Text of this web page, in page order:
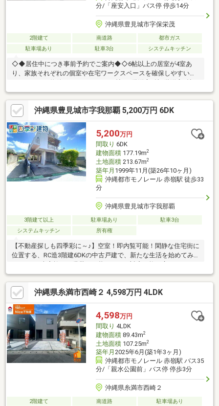
分/「座安入口」バス停 停歩14分
沖縄県豊見城市字保栄茂
2階建て 南道路
都市ガス
駐車場あり
駐車3台 システムキッチン
◇◆居住中につき事前予約でご案内◆◇6帖以上の居室が4室あ
り、家族それぞれの個室や在宅ワークスペースを確保しやすい
8帖・6帖｜駐車3台可□周辺環境□座安小学校徒歩9分□改修履歴
□2019年外壁防水塗装・キッチン交換2階トイレ交換・和室フロー
リング変更【住宅ローン相談可】月々のお支払い目安・自己資
金・諸費用もご相談ください
沖縄県豊見城市字我那覇 5,200万円 6DK
5,200万円
間取り 6DK
建物面積177.19m2
土地面積213.67m2
築年月 1999年11月(築26年10ヶ月)
沖縄都市モノレール 赤嶺駅 徒歩33
分
沖縄県豊見城市字我那覇
3階建て以上 駐車場あり
駐車3台
システムキッチン
所有権
【不動産探しも四季彩に～♪】空室！即内覧可能！閑静な住宅街に
位置する、RC造3階建6DKの中古戸建で、新たな生活を始めてみ
ませんか♪大家族や二世帯での暮らしにも対応可能な広さです。ま
た、バス・トイレ別室設計で快適なプライベート空間を確保！市
街化区域内のため、商業施設や公共施設へのアクセスも良好◎豊
かな自然と利便性が調和したこの地で、広々とした住空間と快適
な設備を享受し、理想のライフスタイルを実現してください＾＾
沖縄県糸満市西崎２ 4,598万円 4LDK
4,598万円
間取り 4LDK
建物面積89.43m2
土地面積107.25m2
築年月 2025年6月(築1年3ヶ月)
沖縄都市モノレール 赤嶺駅 バス35
分/「親水公園前」バス停 停歩3分
沖縄県糸満市西崎２
2階建て 南道路
駐車場あり